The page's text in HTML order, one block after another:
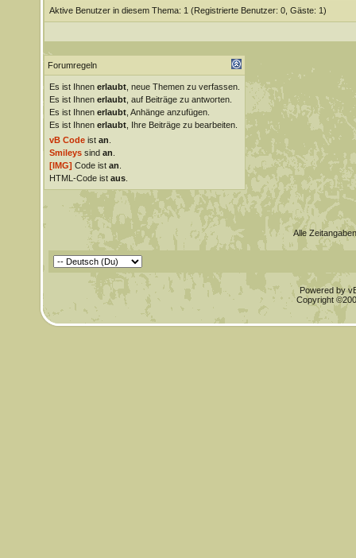
Aktive Benutzer in diesem Thema: 1 (Registrierte Benutzer: 0, Gäste: 1)
Forumregeln
Es ist Ihnen erlaubt, neue Themen zu verfassen.
Es ist Ihnen erlaubt, auf Beiträge zu antworten.
Es ist Ihnen erlaubt, Anhänge anzufügen.
Es ist Ihnen erlaubt, Ihre Beiträge zu bearbeiten.
vB Codeist an
Smileyssind an
[IMG] Code ist an
HTML-Code ist aus.
Alle
Powered by
Copyright